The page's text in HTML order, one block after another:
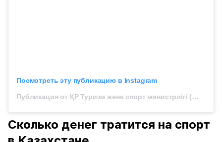
Посмотреть эту публикацию в Instagram
Публикация от ҚР Туризм және спорт министрлігі (@turizm_sport_ministrligi)
Сколько денег тратится на спорт